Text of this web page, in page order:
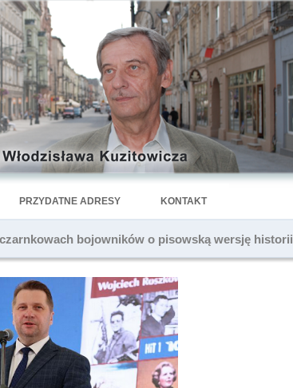
PRZYDATNE ADRESY KONTAKT
bojowników o pisowską wersję historii